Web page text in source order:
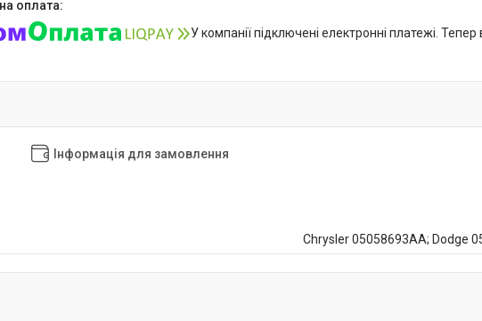
У компанії підключені електронні платежі.
Інформація для замовлення
Chrysler 05058693AA; Dodge